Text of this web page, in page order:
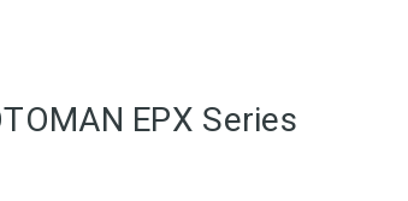
EPX Series